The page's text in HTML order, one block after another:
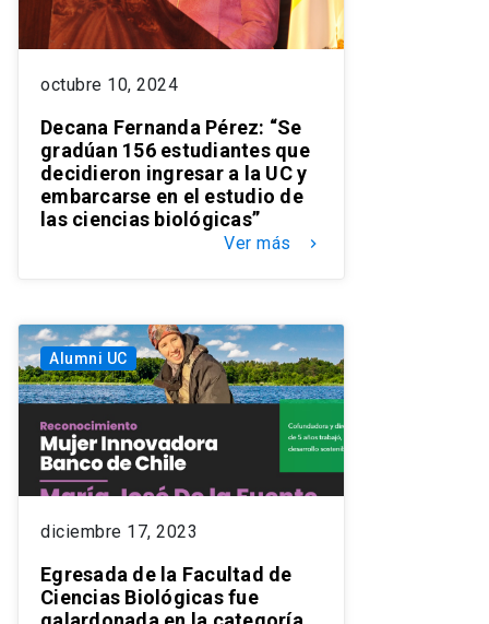
octubre 10, 2024
Decana Fernanda Pérez: “Se
gradúan 156 estudiantes que
decidieron ingresar a la UC y
embarcarse en el estudio de
las ciencias biológicas”
Ver más keyboard_arrow_right
Alumni UC
diciembre 17, 2023
Egresada de la Facultad de
Ciencias Biológicas fue